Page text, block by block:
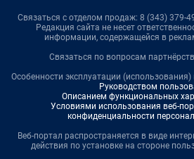
Связаться с отделом продаж: 8 (343) 379-
Редакция сайта не несет
информации, содержащейся в
Связаться по вопросам
Особенности эксплуатации
Руководством
Описанием функциональных
Условиями использования веб-
конфиденциальности
Веб-портал распространяется в виде
действия по установке на стороне